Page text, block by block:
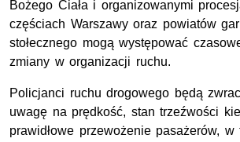
Bożego Ciała i organizowanymi
częściach Warszawy oraz powiatów
stołecznego mogą występować
zmiany w organizacji ruchu.
Policjanci ruchu drogowego będą
uwagę na prędkość, stan trzeźwości
prawidłowe przewożenie pasażerów, w